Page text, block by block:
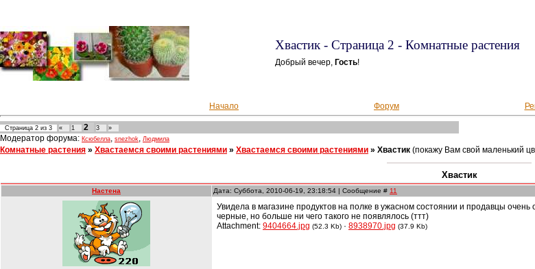
Хвастик - Страница 2 - Комнатные растения
Добрый вечер, Гость!
Начало
Форум
Страница 2 из 3 « 1 2 3 »
Модератор форума: Ксюбелла, snezhok, Людмила
Комнатные растения » Хвастаемся своими растениями » Хвастаемся своими растениями » Хвастик (покажу Вам свой маленький
Хвастик
Настена Дата: Суббота, 2010-06-19, 23:18:54 | Сообщение # 11
Увидела в магазине продуктов на полке в ужасном состоянии и продавцы
черные, но больше ни чего такого не появлялось (ттт)
Attachment: 9404664.jpg (52.3 Kb) · 8938970.jpg (37.9 Kb)